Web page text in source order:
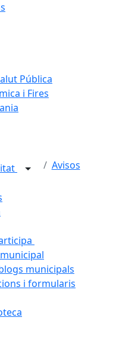
Pública
i Fires
Avisos
municipals
i formularis